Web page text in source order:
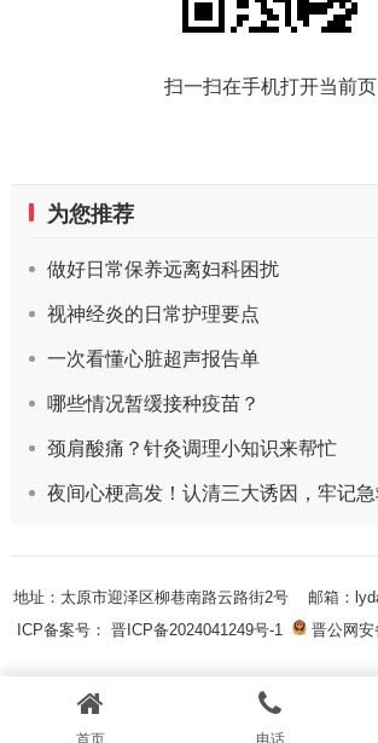
扫一扫在手机打开当前页
为您推荐
做好日常保养远离妇科困扰
视神经炎的日常护理要点
一次看懂心脏超声报告单
哪些情况暂缓接种疫苗？
颈肩酸痛？针灸调理小知识来帮忙
夜间心梗高发！认清三大诱因，牢记
地址：太原市迎泽区柳巷南路云路街2号 邮箱：
ICP备案号： 晋ICP备2024041249号-1
晋公网安
首页 电话